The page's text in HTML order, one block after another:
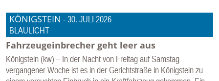
KÖNIGSTEIN -30. JULI 2026
BLAULICHT
Fahrzeugeinbrecher geht leer aus
Königstein (kw) – In der Nacht von Freitag auf Samstag
vergangener Woche ist es in der Gerichtstraße in Königstein zu